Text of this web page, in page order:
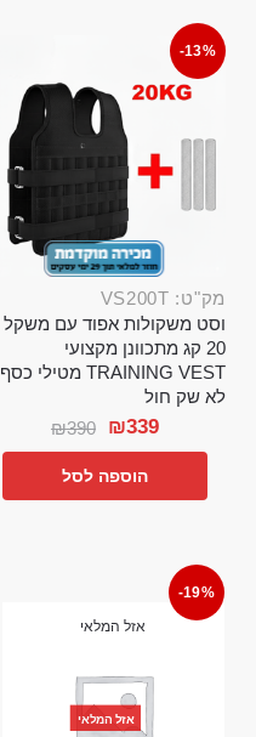
-13%
מק"ט: VS200T
וסט משקולות אפוד עם משקל
20 קג מתכוונן מקצועי
TRAINING VEST מטילי כסף
לא שק חול
₪390 ₪339
הוספה לסל
-19%
אזל המלאי
אזל המלאי